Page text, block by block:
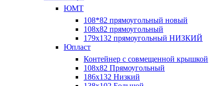
ЮМТ
108*82 прямоугольный новый
108х82 прямоугольный
179х132 прямоугольный НИЗКИЙ
Юпласт
Контейнер с совмещенной крышкой
108х82 Прямоугольный
186х132 Низкий